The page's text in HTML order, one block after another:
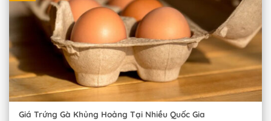
Giá Trứng Gà Khủng Hoảng Tại Nhiều Quốc Gia